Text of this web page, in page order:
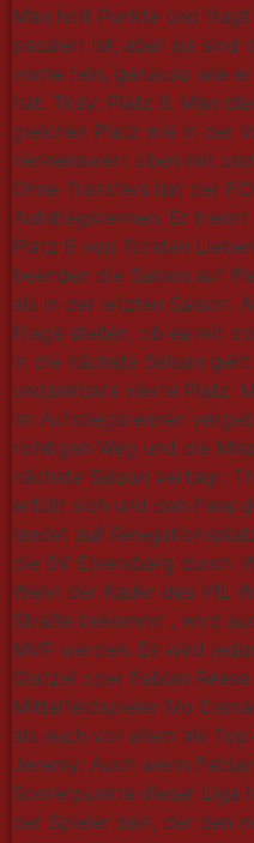
Man holt Punkte und
passiert ist, aber sie sind
vorne rein, genauso wie
hat. Tkay: Platz 6. Man
gleichen Platz wie in der
nennenswert oben mit
Ohne Transfers hat der
Aufstiegsrennen. Er
Platz 6 von Torsten
beenden die Saison auf
als in der letzten Saison.
Frage stellen, ob es mit
in die nächste Saison
undankbare vierte Platz.
im Aufstiegsrennen
richtigen Weg und die
nächste Saison vertagt.
erfüllt sich und den Fans
landet auf
die SV Elversberg durch.
Wenn der Kader des VfL
Straße bekommt , wird
MVP werden. Es wird
Glatzel oder Fabian
Mittelfeldspieler Mo
als auch vor allem als
Jeremy: Auch wenn
Scorerpunkte dieser Liga
der Spieler sein, der den